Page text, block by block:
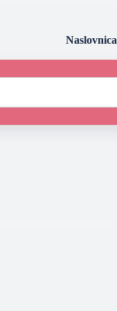
Naslovnica